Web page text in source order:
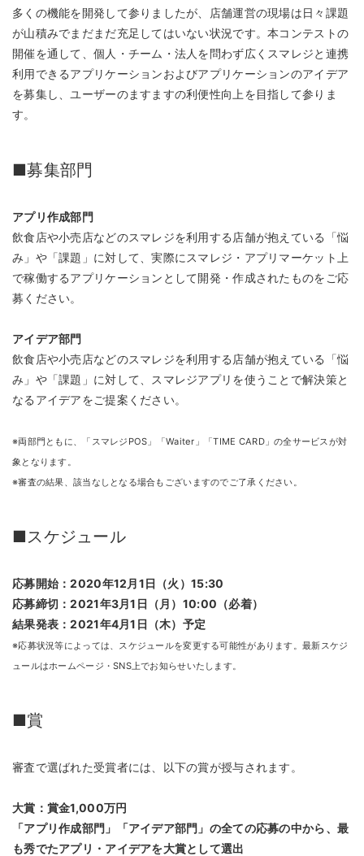
多くの機能を開発して参りましたが、店舗運営の現場は日々課題
が山積みでまだまだ充足してはいない状況です。本コンテストの
開催を通して、個人・チーム・法人を問わず広くスマレジと連携
利用できるアプリケーションおよびアプリケーションのアイデア
を募集し、ユーザーのますますの利便性向上を目指して参りま
す。
■募集部門
アプリ作成部門
飲食店や小売店などのスマレジを利用する店舗が抱えている「悩
み」や「課題」に対して、実際にスマレジ・アプリマーケット上
で稼働するアプリケーションとして開発・作成されたものをご応
募ください。
アイデア部門
飲食店や小売店などのスマレジを利用する店舗が抱えている「悩
み」や「課題」に対して、スマレジアプリを使うことで解決策と
なるアイデアをご提案ください。
※両部⾨ともに、「スマレジPOS」「Waiter」「TIME CARD」の全サービスが対
象となります。
※審査の結果、該当なしとなる場合もございますのでご了承ください。
■スケジュール
応募開始：2020年12月1日（火）15:30
応募締切：2021年3月1日（月）10:00（必着）
結果発表：2021年4月1日（木）予定
※応募状況等によっては、スケジュールを変更する可能性があります。最新スケジ
ュールはホームページ・SNS上でお知らせいたします。
■賞
審査で選ばれた受賞者には、以下の賞が授与されます。
大賞：賞金1,000万円
「アプリ作成部門」「アイデア部門」の全ての応募の中から、最
も秀でたアプリ・アイデアを大賞として選出